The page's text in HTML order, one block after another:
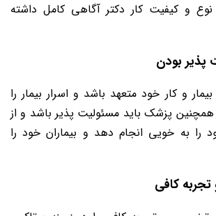
نوع و کیفیت کار دکتر آگاهی کامل داشته
پذیر بودن
و کار خود متعهد باشد و اسرار بیمار را
پزشک باید مسئولیت پذیر باشد و از
را به خویی انجام دهد و بیماران خود را
کافی